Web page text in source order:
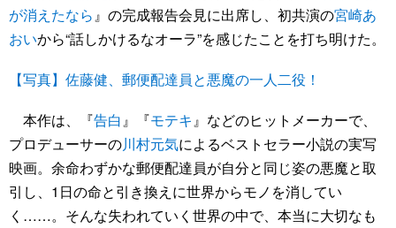
が消えたなら』の完成報告会見に出席し、初共演の宮崎あ
おいから“話しかけるなオーラ”を感じたことを打ち明けた。
【写真】佐藤健、郵便配達員と悪魔の一人二役！
本作は、『告白』『モテキ』などのヒットメーカーで、
プロデューサーの川村元気によるベストセラー小説の実写
映画。余命わずかな郵便配達員が自分と同じ姿の悪魔と取
引し、1日の命と引き換えに世界からモノを消してい
く……。そんな失われていく世界の中で、本当に大切なも